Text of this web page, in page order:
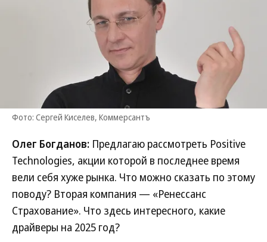
Фото: Сергей Киселев, Коммерсантъ
Олег Богданов: Предлагаю рассмотреть Positive
Technologies, акции которой в последнее время
вели себя хуже рынка. Что можно сказать по этому
поводу? Вторая компания — «Ренессанс
Страхование». Что здесь интересного, какие
драйверы на 2025 год?